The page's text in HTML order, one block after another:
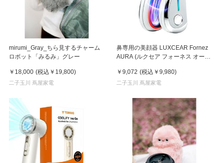
mirumi_Gray_ちら見するチャーム
ロボット「みるみ」グレー
￥18,000 (税込 ￥19,800)
二子玉川 蔦屋家電
鼻専用の美顔器 LUXCEAR Fornez
AURA (ルクセア フォーネス オー
￥9,072 (税込 ￥9,980)
二子玉川 蔦屋家電